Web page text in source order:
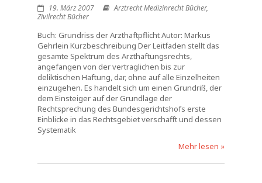
19. März 2007 Arztrecht Medizinrecht Bücher,
Zivilrecht Bücher
Buch: Grundriss der Arzthaftpflicht Autor: Markus
Gehrlein Kurzbeschreibung Der Leitfaden stellt das
gesamte Spektrum des Arzthaftungsrechts,
angefangen von der vertraglichen bis zur
deliktischen Haftung, dar, ohne auf alle Einzelheiten
einzugehen. Es handelt sich um einen Grundriß, der
dem Einsteiger auf der Grundlage der
Rechtsprechung des Bundesgerichtshofs erste
Einblicke in das Rechtsgebiet verschafft und dessen
Systematik
Mehr lesen »